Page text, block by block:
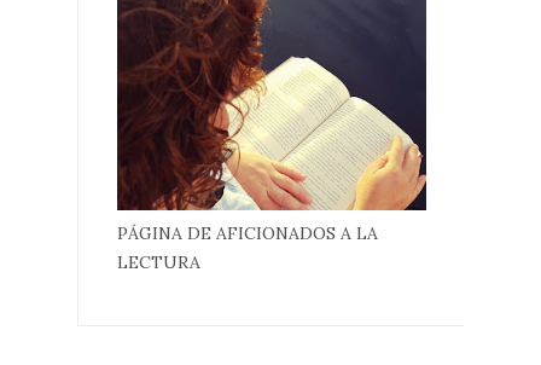
PÁGINA DE AFICIONADOS A LA
LECTURA